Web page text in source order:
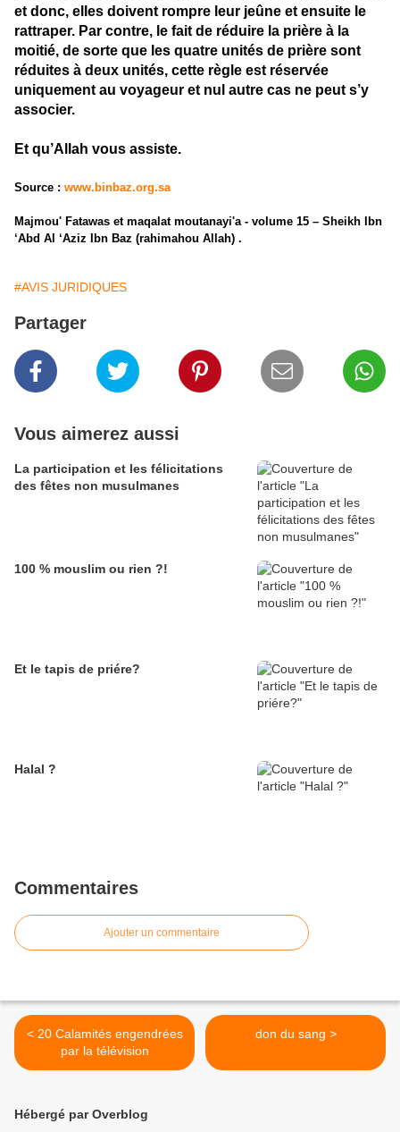
et donc, elles doivent rompre leur jeûne et ensuite le
rattraper. Par contre, le fait de réduire la prière à la
moitié, de sorte que les quatre unités de prière sont
réduites à deux unités, cette règle est réservée
uniquement au voyageur et nul autre cas ne peut s’y
associer.
Et qu’Allah vous assiste.
Source : www.binbaz.org.sa
Majmou' Fatawas et maqalat moutanayi'a - volume 15 – Sheikh Ibn
‘Abd Al ‘Aziz Ibn Baz (rahimahou Allah) .
#AVIS JURIDIQUES
Partager
Vous aimerez aussi
La participation et les félicitations
des fêtes non musulmanes
100 % mouslim ou rien ?!
Et le tapis de priére?
Halal ?
Commentaires
Ajouter un commentaire
< 20 Calamités engendrées
par la télévision
don du sang >
Hébergé par Overblog